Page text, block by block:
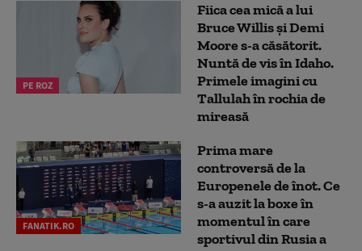
PE ROZ
Fiica cea mică a lui
Bruce Willis și Demi
Moore s-a căsătorit.
Nuntă de vis în Idaho.
Primele imagini cu
Tallulah în rochia de
mireasă
FANATIK.RO
Prima mare
controversă de la
Europenele de înot. Ce
s-a auzit la boxe în
momentul în care
sportivul din Rusia a